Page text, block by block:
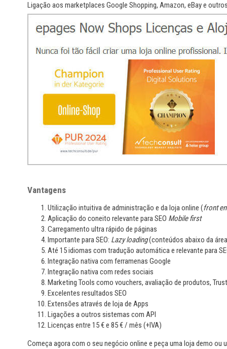
Ligação aos marketplaces Google Shopping, Amazon, eBay e
Vantagens
Utilização intuitiva de administração e da loja online (front
Aplicação do coneito relevante para SEO Mobile first
Carregamento ultra rápido de páginas
Importante para SEO: Lazy loading(conteúdos abaixo da
Até 15 idiomas com tradução automática e relevante para
Integração nativa com ferramenas Google
Integração nativa com redes sociais
Marketing Tools como vouchers, avaliação de produtos,
Excelentes resultados SEO
Extensões através de loja de Apps
Ligações a outros sistemas com API
Licenças entre 15 € e 85 € / mês (+IVA)
Começa agora com o seu negócio online e peça uma loja demo ou